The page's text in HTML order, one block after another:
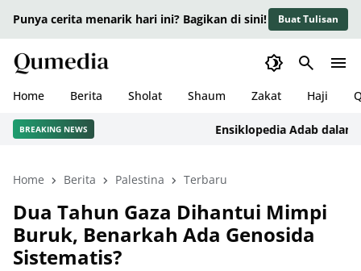
Punya cerita menarik hari ini? Bagikan di sini! Buat Tulisan
Home Berita Sholat Shaum Zakat Haji
BREAKING NEWS Ensiklopedia Adab dalam
Home Berita Palestina Terbaru
Dua Tahun Gaza Dihantui Mimpi
Buruk, Benarkah Ada Genosida
Sistematis?